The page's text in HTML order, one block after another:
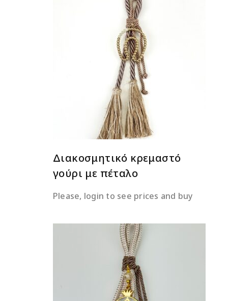
ΔΙΑΒΆΣΤΕ ΠΕΡΙΣΣΌΤΕΡΑ
Διακοσμητικό κρεμαστό
γούρι με πέταλο
Please, login to see prices and buy